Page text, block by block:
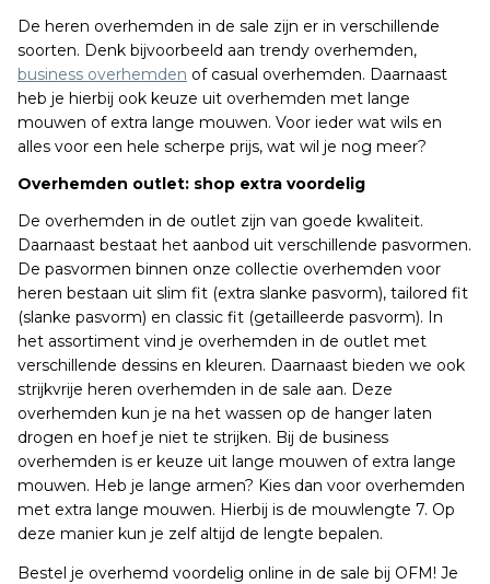
De heren overhemden in de sale zijn er in verschillende
soorten. Denk bijvoorbeeld aan trendy overhemden,
business overhemden of casual overhemden. Daarnaast
heb je hierbij ook keuze uit overhemden met lange
mouwen of extra lange mouwen. Voor ieder wat wils en
alles voor een hele scherpe prijs, wat wil je nog meer?
Overhemden outlet: shop extra voordelig
De overhemden in de outlet zijn van goede kwaliteit.
Daarnaast bestaat het aanbod uit verschillende pasvormen.
De pasvormen binnen onze collectie overhemden voor
heren bestaan uit slim fit (extra slanke pasvorm), tailored fit
(slanke pasvorm) en classic fit (getailleerde pasvorm). In
het assortiment vind je overhemden in de outlet met
verschillende dessins en kleuren. Daarnaast bieden we ook
strijkvrije heren overhemden in de sale aan. Deze
overhemden kun je na het wassen op de hanger laten
drogen en hoef je niet te strijken. Bij de business
overhemden is er keuze uit lange mouwen of extra lange
mouwen. Heb je lange armen? Kies dan voor overhemden
met extra lange mouwen. Hierbij is de mouwlengte 7. Op
deze manier kun je zelf altijd de lengte bepalen.
Bestel je overhemd voordelig online in de sale bij OFM! Je